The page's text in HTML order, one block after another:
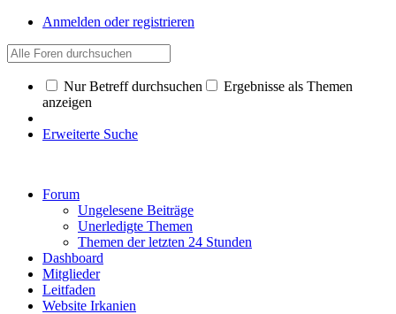
Anmelden oder registrieren
Nur Betreff durchsuchen
Ergebnisse als Themen
anzeigen
Erweiterte Suche
Forum
Ungelesene Beiträge
Unerledigte Themen
Themen der letzten 24 Stunden
Dashboard
Mitglieder
Leitfaden
Website Irkanien